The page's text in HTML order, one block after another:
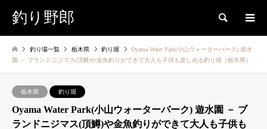
釣り野郎 検索
釣り場一覧 栃木県 釣り堀
Oyama Water Park(小山ウォーターパーク) 遊水
園 － ブランドニジマス(頂鱒)や金魚釣りができて大人も子供も楽しめる釣り堀（栃木県）
栃木県 釣り堀
Oyama Water Park(小山ウォーターパーク) 遊水園 － ブ
ランドニジマス(頂鱒)や金魚釣りができて大人も子供も